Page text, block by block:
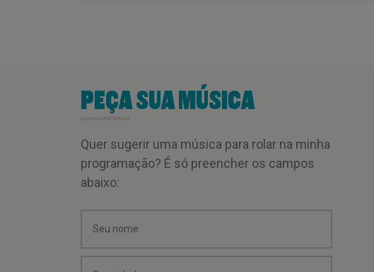
PEÇA SUA MÚSICA
Quer sugerir uma música para rolar na minha
programação? É só preencher os campos
abaixo: